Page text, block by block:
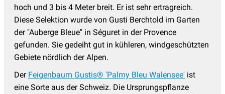
hoch und 3 bis 4 Meter breit. Er ist sehr ertragreich.
Diese Selektion wurde von Gusti Berchtold im Garten
der "Auberge Bleue" in Séguret in der Provence
gefunden. Sie gedeiht gut in kühleren, windgeschützten
Gebiete nördlich der Alpen.
Der Feigenbaum Gustis® 'Palmy Bleu Walensee' ist
eine Sorte aus der Schweiz. Die Ursprungspflanze